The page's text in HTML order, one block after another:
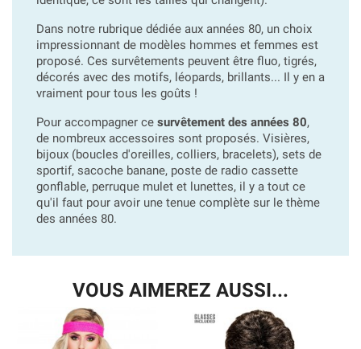
Dans notre rubrique dédiée aux années 80, un choix
impressionnant de modèles hommes et femmes est
proposé. Ces survêtements peuvent être fluo, tigrés,
décorés avec des motifs, léopards, brillants... Il y en a
vraiment pour tous les goûts !
Pour accompagner ce survêtement des années 80,
de nombreux accessoires sont proposés. Visières,
bijoux (boucles d'oreilles, colliers, bracelets), sets de
sportif, sacoche banane, poste de radio cassette
gonflable, perruque mulet et lunettes, il y a tout ce
qu'il faut pour avoir une tenue complète sur le thème
des années 80.
VOUS AIMEREZ AUSSI...